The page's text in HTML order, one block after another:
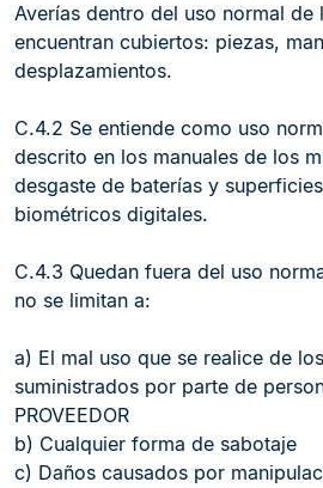
Averías dentro del uso normal de
encuentran cubiertos: piezas,
desplazamientos.
C.4.2 Se entiende como uso
descrito en los manuales de los
desgaste de baterías y
biométricos digitales.
C.4.3 Quedan fuera del uso
no se limitan a:
a) El mal uso que se realice de
suministrados por parte de
PROVEEDOR
b) Cualquier forma de sabotaje
c) Daños causados por